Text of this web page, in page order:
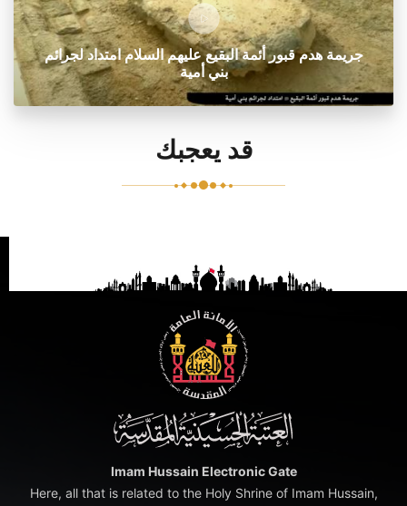
جريمة هدم قبور أئمة البقيع عليهم السلام امتداد لجرائم
بني أمية
قد يعجبك
Imam Hussain Electronic Gate
Here, all that is related to the Holy Shrine of Imam Hussain,